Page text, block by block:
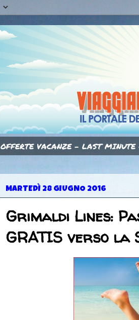
OFFERTE VACANZE - LAST
MARTEDÌ 28 GIUGNO 2016
Grimaldi Lines:
GRATIS verso la